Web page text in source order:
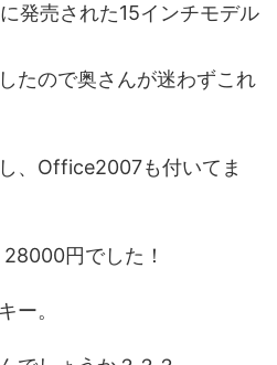
発売された15インチモデル
たので奥さんが迷わずこれ
、Office2007も付いてま
円でした！
ー。